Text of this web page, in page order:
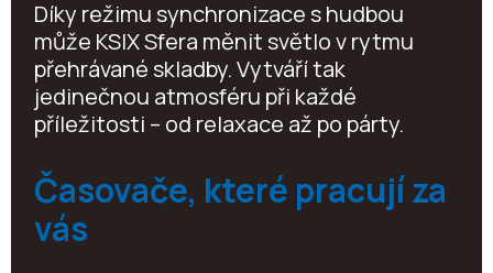
Díky režimu synchronizace s hudbou
může KSIX Sfera měnit světlo v rytmu
přehrávané skladby. Vytváří tak
jedinečnou atmosféru při každé
příležitosti – od relaxace až po párty.
Časovače, které pracují za
vás